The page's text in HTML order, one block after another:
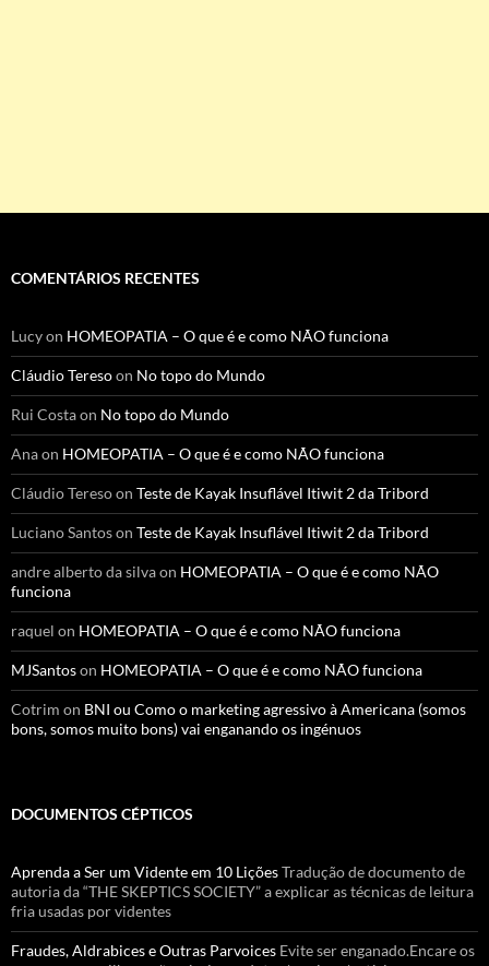
COMENTÁRIOS RECENTES
Lucyon HOMEOPATIA – O que é e como NÃO funciona
Cláudio Teresoon No topo do Mundo
Rui Costaon No topo do Mundo
Anaon HOMEOPATIA – O que é e como NÃO funciona
Cláudio Teresoon Teste de Kayak Insuflável Itiwit 2 da Tribord
Luciano Santoson Teste de Kayak Insuflável Itiwit 2 da Tribord
andre alberto da silvaon HOMEOPATIA – O que é e como NÃO
funciona
raquel on HOMEOPATIA – O que é e como NÃO funciona
MJSantoson HOMEOPATIA – O que é e como NÃO funciona
Cotrim on BNI ou Como o marketing agressivo à Americana (somos
bons, somos muito bons) vai enganando os ingénuos
DOCUMENTOS CÉPTICOS
Aprenda a Ser um Vidente em 10 LiçõesTradução de documento de
autoria da “THE SKEPTICS SOCIETY” a explicar as técnicas de leitura
fria usadas por videntes
Fraudes, Aldrabices e Outras Parvoices Evite ser enganado.Encare os